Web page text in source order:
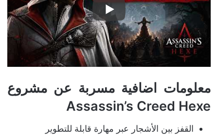
معلومات اضافية مسربة عن مشروع
Assassin’s Creed Hexe
القفز بين الأشجار عبر مهارة قابلة للتطوير